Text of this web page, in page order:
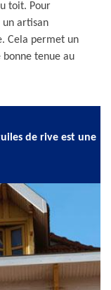
toit. Pour
un artisan
Cela permet un
tenue au
de rive est une